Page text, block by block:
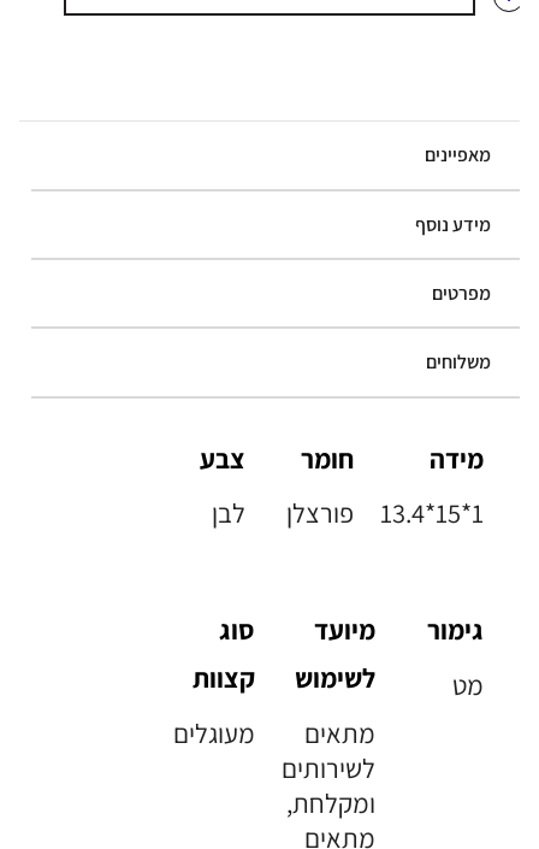
מאפיינים
מידע נוסף
מפרטים
משלוחים
מידה
13.4*15*1
חומר
פורצלן
צבע
לבן
גימור
מט
מיועד
לשימוש
מתאים
לשירותים
ומקלחת,
מתאים
סוג
קצוות
מעוגלים